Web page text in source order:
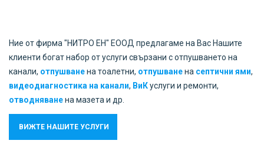
Ние от фирма "НИТРО ЕН" ЕООД предлагаме на Вас Нашите
клиенти богат набор от услуги свързани с отпушването на
канали, отпушванена тоалетни, отпушванена септични ями,
видеодиагностика на канали, ВиКуслуги и ремонти,
отводняванена мазета и др.
ВИЖТЕ НАШИТЕ УСЛУГИ